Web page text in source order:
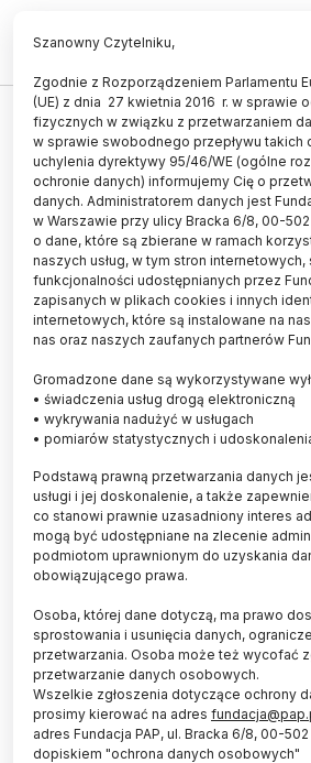
O muzułmańskiej
portalach
Nauki w Warszawie
26.09.2012
aktualizacja: 26.09.2012
4 minuty czytania
Fot. Fotolia
Elementy zachodniej popkultury
przenikają sferę
Powstają lalki typu fashion doll
muzułmański hip hop. O
kulturze wśród wyznawców
XVI Festiwalu Nauki w
Szanowny Czytelniku,
Zgodnie z Rozporządzeniem Parlamentu
(UE) z dnia 27 kwietnia 2016 r. w sprawie
fizycznych w związku z przetwarzaniem
w sprawie swobodnego przepływu takich
uchylenia dyrektywy 95/46/WE (ogólne
ochronie danych) informujemy Cię o
danych. Administratorem danych jest
w Warszawie przy ulicy Bracka 6/8, 00-
o dane, które są zbierane w ramach
naszych usług, w tym stron
funkcjonalności udostępnianych przez
zapisanych w plikach cookies i innych
internetowych, które są instalowane na
nas oraz naszych zaufanych partnerów
Gromadzone dane są wykorzystywane
• świadczenia usług drogą elektroniczną
• wykrywania nadużyć w usługach
• pomiarów statystycznych i
Podstawą prawną przetwarzania danych
usługi i jej doskonalenie, a także
co stanowi prawnie uzasadniony interes
mogą być udostępniane na zlecenie
podmiotom uprawnionym do uzyskania
obowiązującego prawa.
Osoba, której dane dotyczą, ma prawo
sprostowania i usunięcia danych,
przetwarzania. Osoba może też wycofać
przetwarzanie danych osobowych.
Wszelkie zgłoszenia dotyczące ochrony
prosimy kierować na adres
adres Fundacja PAP, ul. Bracka 6/8, 00-
dopiskiem "ochrona danych osobowych"